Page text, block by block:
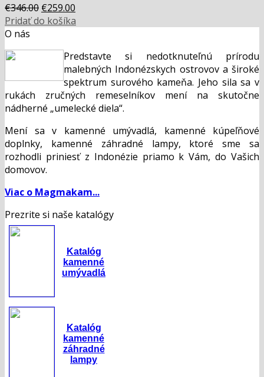
€346.00 Original
price
€259.00
price
Pridať do košíka
O nás
Predstavte si nedotknuteľnú prírodu
malebných Indonézskych ostrovov a široké
spektrum surového kameňa. Jeho sila sa v
rukách zručných remeselníkov mení na skutočne
nádherné „umelecké diela“.
Mení sa v kamenné umývadlá, kamenné kúpeľňové
doplnky, kamenné záhradné lampy, ktoré sme sa
rozhodli priniesť z Indonézie priamo k Vám, do Vašich
domovov.
Viac o Magmakam...
Prezrite si naše katalógy
Katalóg
kamenné
umývadlá
Katalóg
kamenné
záhradné
lampy